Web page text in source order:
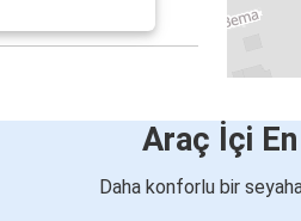
Araç İçi
Daha konforlu bir